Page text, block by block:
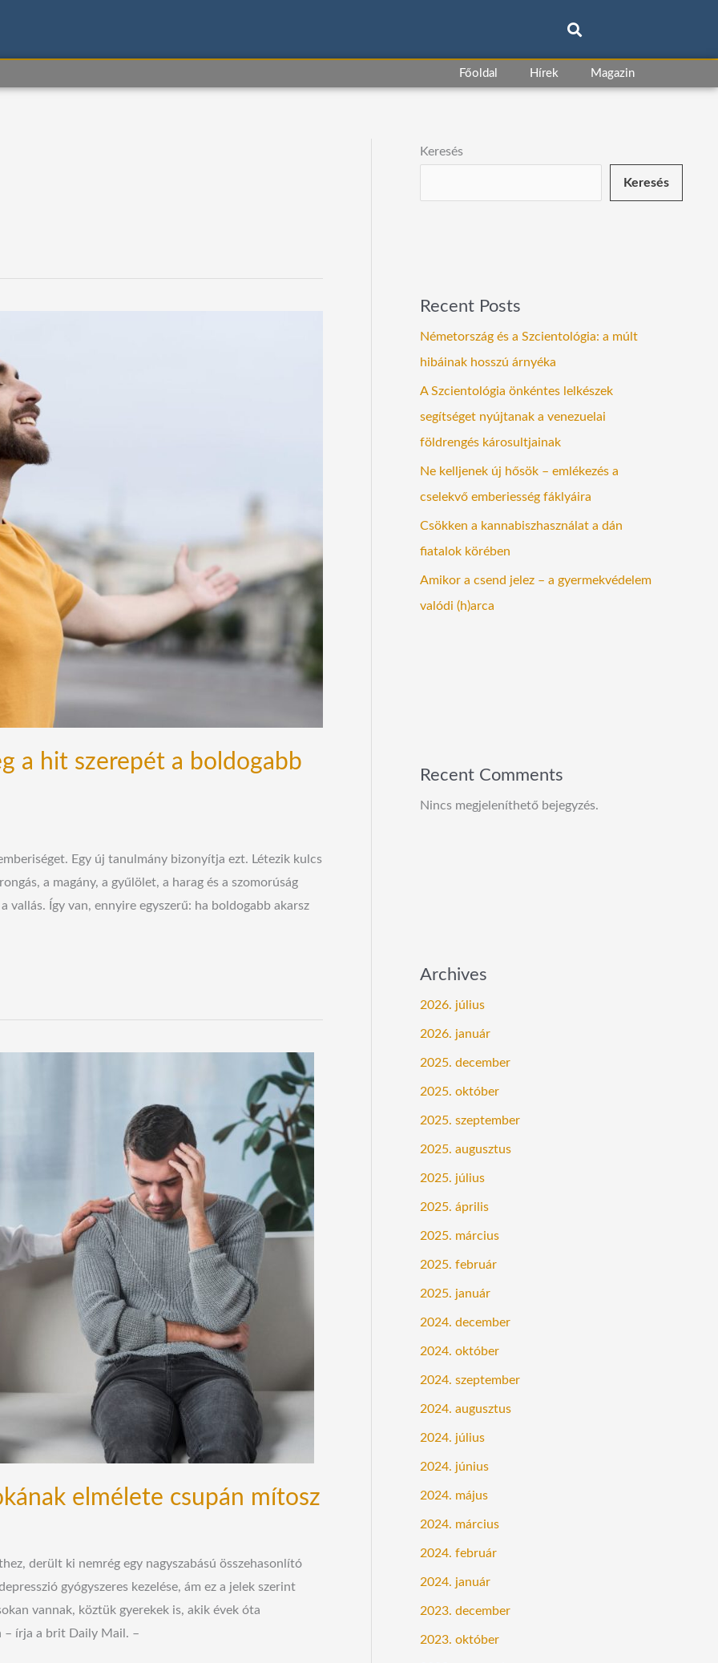
Főoldal Hírek Magazin
a hit szerepét a boldogabb
Egy új tanulmány bizonyítja ezt. Létezik kulcs
a magány, a gyűlölet, a harag és a szomorúság
vallás. Így van, ennyire egyszerű: ha boldogabb akarsz
elmélete csupán mítosz
derült ki nemrég egy nagyszabású összehasonlító
gyógyszeres kezelése, ám ez a jelek szerint
vannak, köztük gyerekek is, akik évek óta
– írja a brit Daily Mail. –
Keresés
Keresés
Recent Posts
Németország és a Szcientológia: a múlt
hibáinak hosszú árnyéka
A Szcientológia önkéntes lelkészek
segítséget nyújtanak a venezuelai
földrengés károsultjainak
Ne kelljenek új hősök – emlékezés a
cselekvő emberiesség fáklyáira
Csökken a kannabiszhasználat a dán
fiatalok körében
Amikor a csend jelez – a gyermekvédelem
valódi (h)arca
Recent Comments
Nincs megjeleníthető bejegyzés.
Archives
2026. július
2026. január
2025. december
2025. október
2025. szeptember
2025. augusztus
2025. július
2025. április
2025. március
2025. február
2025. január
2024. december
2024. október
2024. szeptember
2024. augusztus
2024. július
2024. június
2024. május
2024. március
2024. február
2024. január
2023. december
2023. október